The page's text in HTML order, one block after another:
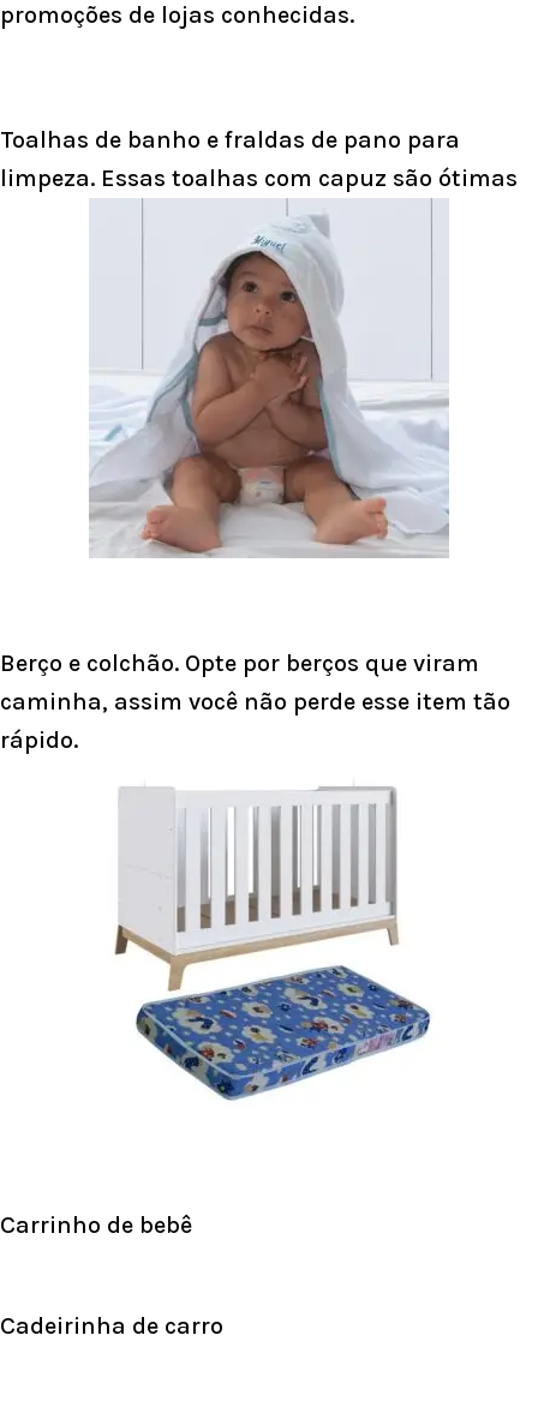
promoções de lojas conhecidas.
Toalhas de banho e fraldas de pano para
limpeza. Essas toalhas com capuz são ótimas
Berço e colchão. Opte por berços que viram
caminha, assim você não perde esse item tão
rápido.
Carrinho de bebê
Cadeirinha de carro